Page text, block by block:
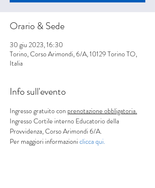
Orario & Sede
30 giu 2023, 16:30
Torino, Corso Arimondi, 6/A, 10129 Torino TO,
Italia
Info sull'evento
Ingresso gratuito con prenotazione obbligatoria.
Ingresso Cortile interno Educatorio della
Provvidenza, Corso Arimondi 6/A.
Per maggiori informazioni clicca qui.